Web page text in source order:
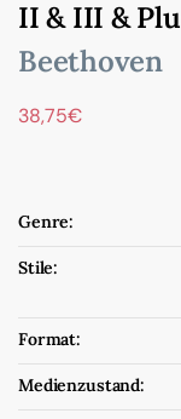
II & III &
Beethoven
38,75€
Genre:
Stile:
Format:
Medienzustand: